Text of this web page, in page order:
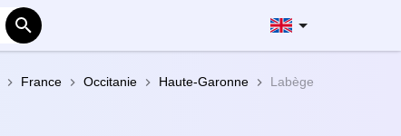
France Occitanie Haute-Garonne Labège